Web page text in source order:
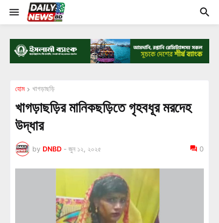
হোম খাগড়াছড়ি
খাগড়াছড়ির মানিকছড়িতে গৃহবধূর মরদেহ
উদ্ধার
by DNBD - জুন ১২, ২০২৫ 0